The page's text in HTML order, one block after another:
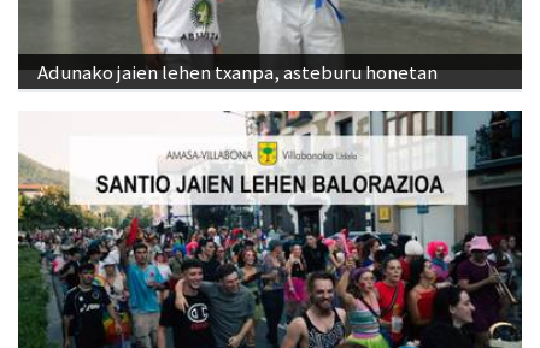
Adunako jaien lehen txanpa, asteburu honetan